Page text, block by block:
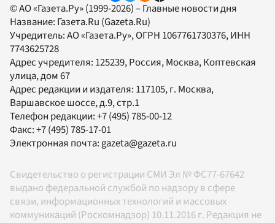
© АО «Газета.Ру» (1999-2026) – Главные новости дня
Название: Газета.Ru (Gazeta.Ru)
Учредитель:АО «Газета.Ру», ОГРН 1067761730376, ИНН
7743625728
Адрес учредителя: 125239, Россия, Москва, Коптевская
улица, дом 67
Адрес редакции и издателя: 117105, г. Москва,
Варшавское шоссе, д.9, стр.1
Телефон редакции:+7 (495) 785-00-12
Факс:+7 (495) 785-17-01
Электронная почта: gazeta@gazeta.ru
Свидетельство о регистрации СМИ Эл № ФС77-67642
выдано федеральной службой по надзору в сфере
связи, информационных технологий и массовых
коммуникаций (Роскомнадзор) 10.11.2016 г. Редакция не